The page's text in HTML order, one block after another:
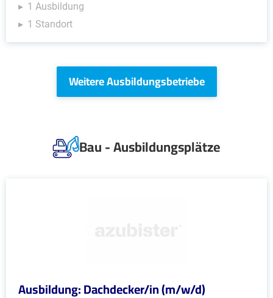
1 Ausbildung
1 Standort
Weitere Ausbildungsbetriebe
Bau - Ausbildungsplätze
Ausbildung: Dachdecker/in (m/w/d)